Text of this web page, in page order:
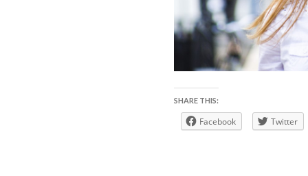
SHARE THIS:
Facebook Twitter